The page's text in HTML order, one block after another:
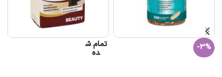
-3% تمام ش
ده